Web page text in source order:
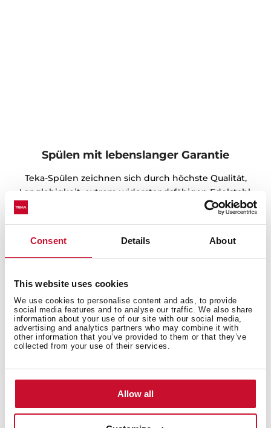
Consent Details About
This website uses cookies
We use cookies to personalise content and ads, to provide
social media features and to analyse our traffic. We also share
information about your use of our site with our social media,
advertising and analytics partners who may combine it with
other information that you’ve provided to them or that they’ve
collected from your use of their services.
Allow all
Spülen mit lebenslanger Garantie
Teka-Spülen zeichnen sich durch höchste Qualität,
Langlebigkeit, extrem widerstandsfähigen Edelstahl,
ergonomisches Design, Funktionalität, problemlose
eine lebenslange Garantie auf alle unsere Edelstahl-
Spülenmodelle bieten, damit Sie sich vollkommen